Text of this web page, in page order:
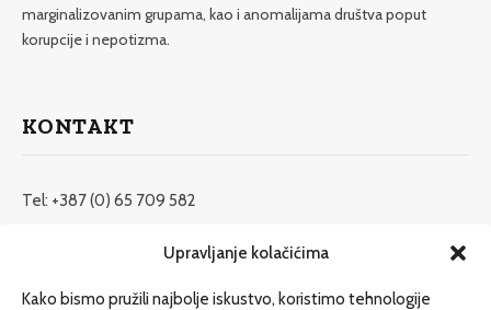
Upravljanje kolačićima
Kako bismo pružili najbolje iskustvo, koristimo tehnologije
marginalizovanim grupama, kao i anomalijama društva poput
korupcije i nepotizma.
KONTAKT
Tel: +387 (0) 65 709 582
redakcija@etrafika.net